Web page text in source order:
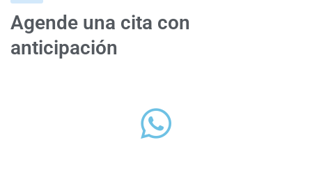
Agende una cita con
anticipación